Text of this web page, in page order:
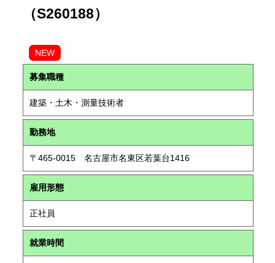
（S260188）
NEW
募集職種
建築・土木・測量技術者
勤務地
〒465-0015 名古屋市名東区若葉台1416
雇用形態
正社員
就業時間